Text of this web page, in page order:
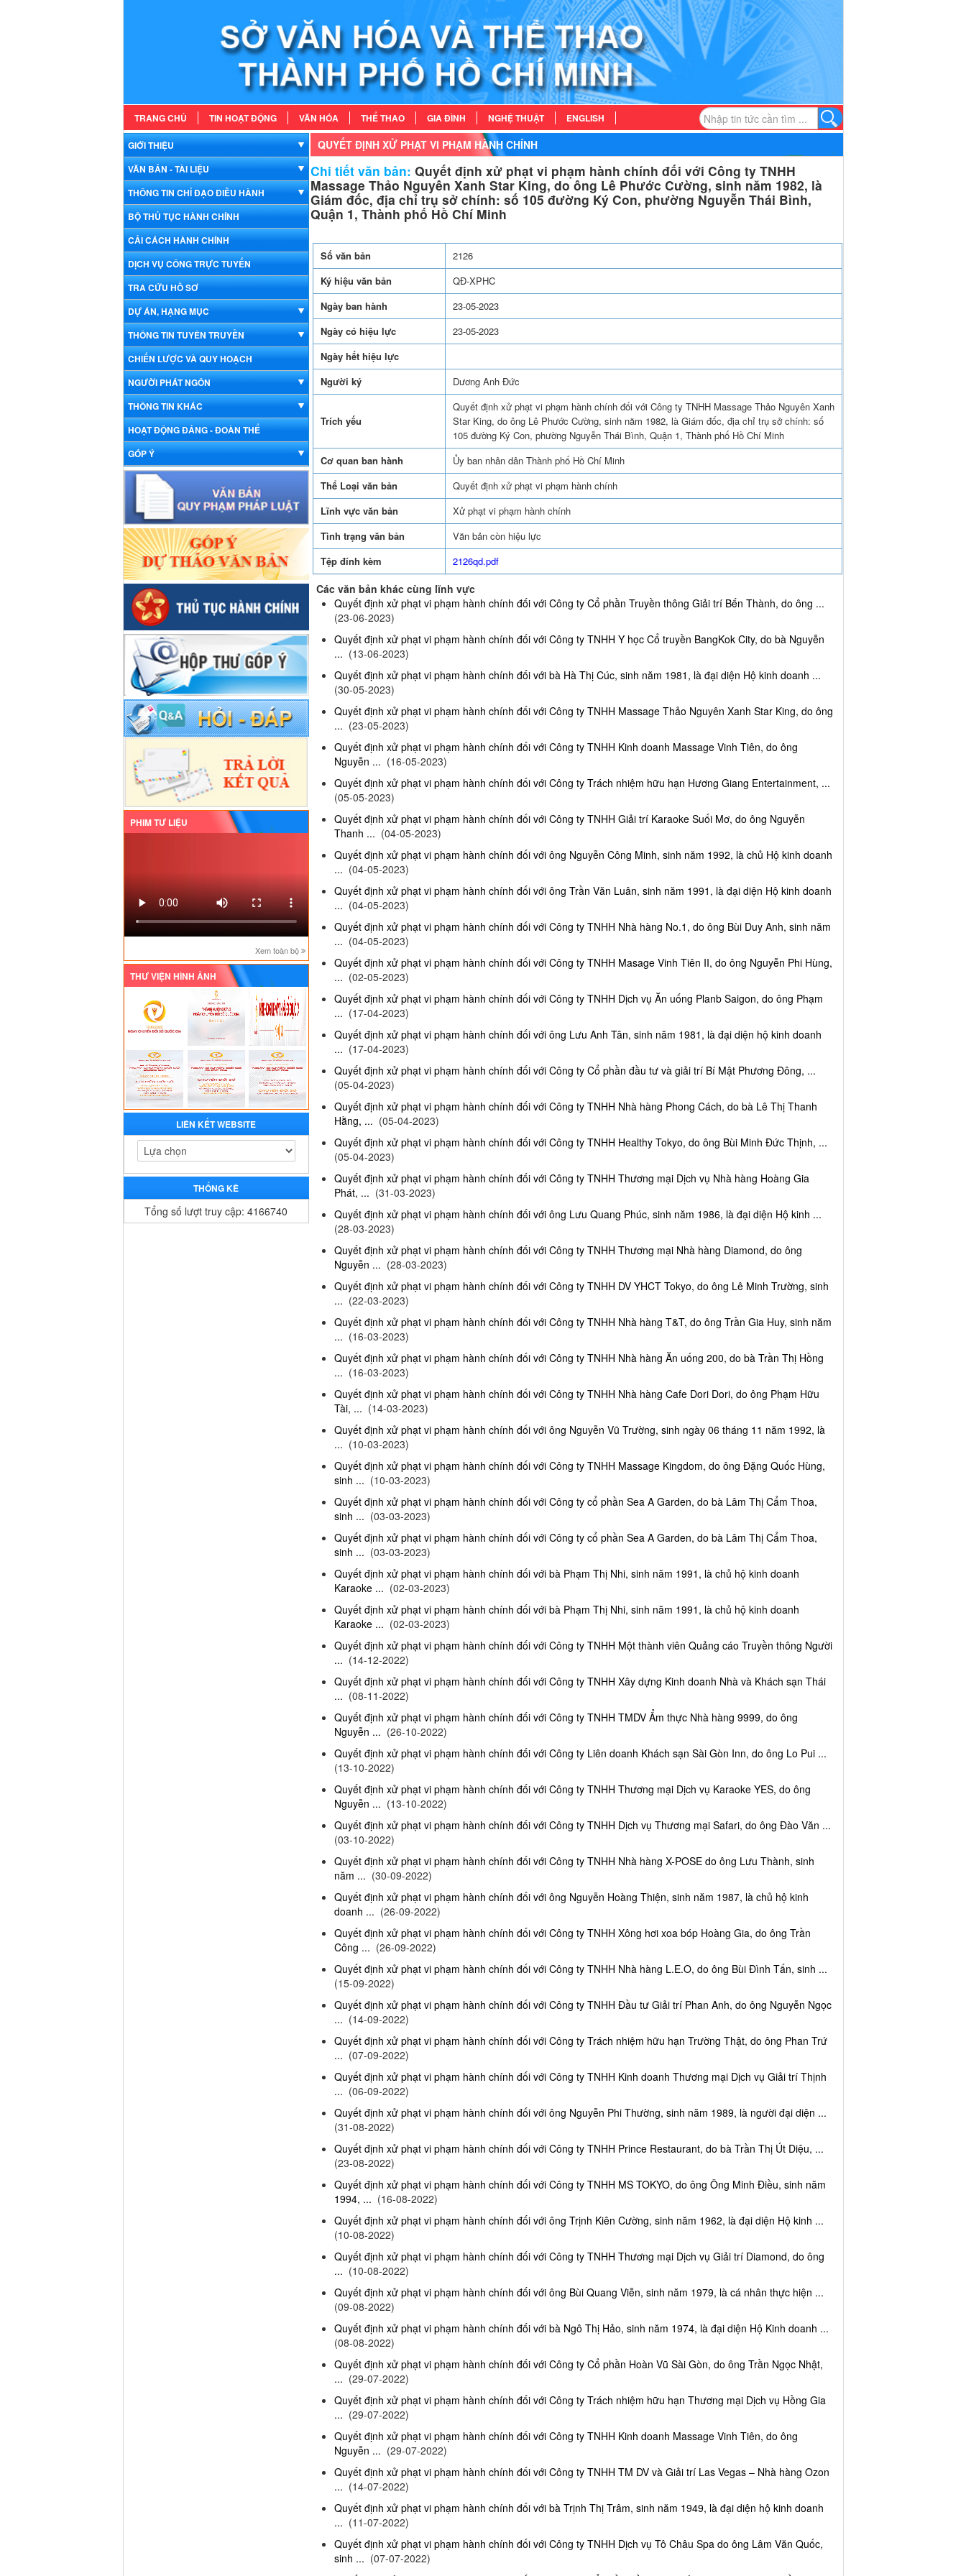
TRANG CHỦ TIN HOẠT ĐỘNG VĂN HÓA THỂ THAO GIA ĐÌNH NGHỆ THUẬT ENGLISH
GIỚI THIỆU
VĂN BẢN - TÀI LIỆU
THÔNG TIN CHỈ ĐẠO ĐIỀU HÀNH
BỘ THỦ TỤC HÀNH CHÍNH
CẢI CÁCH HÀNH CHÍNH
DỊCH VỤ CÔNG TRỰC TUYẾN
TRA CỨU HỒ SƠ
DỰ ÁN, HẠNG MỤC
THÔNG TIN TUYÊN TRUYỀN
CHIẾN LƯỢC VÀ QUY HOẠCH
NGƯỜI PHÁT NGÔN
THÔNG TIN KHÁC
HOẠT ĐỘNG ĐẢNG - ĐOÀN THỂ
GÓP Ý
PHIM TƯ LIỆU
Xem toàn bộ
THƯ VIỆN HÌNH ẢNH
LIÊN KẾT WEBSITE
THỐNG KÊ
Tổng số lượt truy cập: 4166740
QUYẾT ĐỊNH XỬ PHẠT VI PHẠM HÀNH CHÍNH
Chi tiết văn bản: Quyết định xử phạt vi phạm hành chính đối với Công ty TNHH
Massage Thảo Nguyên Xanh Star King, do ông Lê Phước Cường, sinh năm 1982, là
Giám đốc, địa chỉ trụ sở chính: số 105 đường Ký Con, phường Nguyễn Thái Bình,
Quận 1, Thành phố Hồ Chí Minh
Số văn bản
2126
Ký hiệu văn bản
QĐ-XPHC
Ngày ban hành
23-05-2023
Ngày có hiệu lực
23-05-2023
Ngày hết hiệu lực
Người ký
Dương Anh Đức
Trích yếu
Quyết định xử phạt vi phạm hành chính đối với Công ty TNHH Massage Thảo Nguyên Xanh
Star King, do ông Lê Phước Cường, sinh năm 1982, là Giám đốc, địa chỉ trụ sở chính: số
105 đường Ký Con, phường Nguyễn Thái Bình, Quận 1, Thành phố Hồ Chí Minh
Cơ quan ban hành
Ủy ban nhân dân Thành phố Hồ Chí Minh
Thể Loại văn bản
Quyết định xử phạt vi phạm hành chính
Lĩnh vực văn bản
Xử phạt vi phạm hành chính
Tình trạng văn bản
Văn bản còn hiệu lực
Tệp đính kèm
2126qd.pdf
Các văn bản khác cùng lĩnh vực
Quyết định xử phạt vi phạm hành chính đối với Công ty Cổ phần Truyền thông Giải trí Bến Thành, do ông ...
(23-06-2023)
Quyết định xử phạt vi phạm hành chính đối với Công ty TNHH Y học Cổ truyền BangKok City, do bà Nguyễn
... (13-06-2023)
Quyết định xử phạt vi phạm hành chính đối với bà Hà Thị Cúc, sinh năm 1981, là đại diện Hộ kinh doanh ...
(30-05-2023)
Quyết định xử phạt vi phạm hành chính đối với Công ty TNHH Massage Thảo Nguyên Xanh Star King, do ông
... (23-05-2023)
Quyết định xử phạt vi phạm hành chính đối với Công ty TNHH Kinh doanh Massage Vinh Tiên, do ông
Nguyễn ... (16-05-2023)
Quyết định xử phạt vi phạm hành chính đối với Công ty Trách nhiệm hữu hạn Hương Giang Entertainment, ...
(05-05-2023)
Quyết định xử phạt vi phạm hành chính đối với Công ty TNHH Giải trí Karaoke Suối Mơ, do ông Nguyễn
Thanh ... (04-05-2023)
Quyết định xử phạt vi phạm hành chính đối với ông Nguyễn Công Minh, sinh năm 1992, là chủ Hộ kinh doanh
... (04-05-2023)
Quyết định xử phạt vi phạm hành chính đối với ông Trần Văn Luân, sinh năm 1991, là đại diện Hộ kinh doanh
... (04-05-2023)
Quyết định xử phạt vi phạm hành chính đối với Công ty TNHH Nhà hàng No.1, do ông Bùi Duy Anh, sinh năm
... (04-05-2023)
Quyết định xử phạt vi phạm hành chính đối với Công ty TNHH Masage Vinh Tiên II, do ông Nguyễn Phi Hùng,
... (02-05-2023)
Quyết định xử phạt vi phạm hành chính đối với Công ty TNHH Dịch vụ Ăn uống Planb Saigon, do ông Phạm
... (17-04-2023)
Quyết định xử phạt vi phạm hành chính đối với ông Lưu Anh Tân, sinh năm 1981, là đại diện hộ kinh doanh
... (17-04-2023)
Quyết định xử phạt vi phạm hành chính đối với Công ty Cổ phần đầu tư và giải trí Bí Mật Phương Đông, ...
(05-04-2023)
Quyết định xử phạt vi phạm hành chính đối với Công ty TNHH Nhà hàng Phong Cách, do bà Lê Thị Thanh
Hằng, ... (05-04-2023)
Quyết định xử phạt vi phạm hành chính đối với Công ty TNHH Healthy Tokyo, do ông Bùi Minh Đức Thịnh, ...
(05-04-2023)
Quyết định xử phạt vi phạm hành chính đối với Công ty TNHH Thương mại Dịch vụ Nhà hàng Hoàng Gia
Phát, ... (31-03-2023)
Quyết định xử phạt vi phạm hành chính đối với ông Lưu Quang Phúc, sinh năm 1986, là đại diện Hộ kinh ...
(28-03-2023)
Quyết định xử phạt vi phạm hành chính đối với Công ty TNHH Thương mại Nhà hàng Diamond, do ông
Nguyễn ... (28-03-2023)
Quyết định xử phạt vi phạm hành chính đối với Công ty TNHH DV YHCT Tokyo, do ông Lê Minh Trường, sinh
... (22-03-2023)
Quyết định xử phạt vi phạm hành chính đối với Công ty TNHH Nhà hàng T&T, do ông Trần Gia Huy, sinh năm
... (16-03-2023)
Quyết định xử phạt vi phạm hành chính đối với Công ty TNHH Nhà hàng Ăn uống 200, do bà Trần Thị Hồng
... (16-03-2023)
Quyết định xử phạt vi phạm hành chính đối với Công ty TNHH Nhà hàng Cafe Dori Dori, do ông Phạm Hữu
Tài, ... (14-03-2023)
Quyết định xử phạt vi phạm hành chính đối với ông Nguyễn Vũ Trường, sinh ngày 06 tháng 11 năm 1992, là
... (10-03-2023)
Quyết định xử phạt vi phạm hành chính đối với Công ty TNHH Massage Kingdom, do ông Đặng Quốc Hùng,
sinh ... (10-03-2023)
Quyết định xử phạt vi phạm hành chính đối với Công ty cổ phần Sea A Garden, do bà Lâm Thị Cẩm Thoa,
sinh ... (03-03-2023)
Quyết định xử phạt vi phạm hành chính đối với Công ty cổ phần Sea A Garden, do bà Lâm Thị Cẩm Thoa,
sinh ... (03-03-2023)
Quyết định xử phạt vi phạm hành chính đối với bà Phạm Thị Nhi, sinh năm 1991, là chủ hộ kinh doanh
Karaoke ... (02-03-2023)
Quyết định xử phạt vi phạm hành chính đối với bà Phạm Thị Nhi, sinh năm 1991, là chủ hộ kinh doanh
Karaoke ... (02-03-2023)
Quyết định xử phạt vi phạm hành chính đối với Công ty TNHH Một thành viên Quảng cáo Truyền thông Người
... (14-12-2022)
Quyết định xử phạt vi phạm hành chính đối với Công ty TNHH Xây dựng Kinh doanh Nhà và Khách sạn Thái
... (08-11-2022)
Quyết định xử phạt vi phạm hành chính đối với Công ty TNHH TMDV Ẩm thực Nhà hàng 9999, do ông
Nguyễn ... (26-10-2022)
Quyết định xử phạt vi phạm hành chính đối với Công ty Liên doanh Khách sạn Sài Gòn Inn, do ông Lo Pui ...
(13-10-2022)
Quyết định xử phạt vi phạm hành chính đối với Công ty TNHH Thương mại Dịch vụ Karaoke YES, do ông
Nguyễn ... (13-10-2022)
Quyết định xử phạt vi phạm hành chính đối với Công ty TNHH Dịch vụ Thương mại Safari, do ông Đào Văn ...
(03-10-2022)
Quyết định xử phạt vi phạm hành chính đối với Công ty TNHH Nhà hàng X-POSE do ông Lưu Thành, sinh
năm ... (30-09-2022)
Quyết định xử phạt vi phạm hành chính đối với ông Nguyễn Hoàng Thiện, sinh năm 1987, là chủ hộ kinh
doanh ... (26-09-2022)
Quyết định xử phạt vi phạm hành chính đối với Công ty TNHH Xông hơi xoa bóp Hoàng Gia, do ông Trần
Công ... (26-09-2022)
Quyết định xử phạt vi phạm hành chính đối với Công ty TNHH Nhà hàng L.E.O, do ông Bùi Đình Tấn, sinh ...
(15-09-2022)
Quyết định xử phạt vi phạm hành chính đối với Công ty TNHH Đầu tư Giải trí Phan Anh, do ông Nguyễn Ngọc
... (14-09-2022)
Quyết định xử phạt vi phạm hành chính đối với Công ty Trách nhiệm hữu hạn Trường Thật, do ông Phan Trứ
... (07-09-2022)
Quyết định xử phạt vi phạm hành chính đối với Công ty TNHH Kinh doanh Thương mại Dịch vụ Giải trí Thịnh
... (06-09-2022)
Quyết định xử phạt vi phạm hành chính đối với ông Nguyễn Phi Thường, sinh năm 1989, là người đại diện ...
(31-08-2022)
Quyết định xử phạt vi phạm hành chính đối với Công ty TNHH Prince Restaurant, do bà Trần Thị Út Diệu, ...
(23-08-2022)
Quyết định xử phạt vi phạm hành chính đối với Công ty TNHH MS TOKYO, do ông Ông Minh Điều, sinh năm
1994, ... (16-08-2022)
Quyết định xử phạt vi phạm hành chính đối với ông Trịnh Kiên Cường, sinh năm 1962, là đại diện Hộ kinh ...
(10-08-2022)
Quyết định xử phạt vi phạm hành chính đối với Công ty TNHH Thương mại Dịch vụ Giải trí Diamond, do ông
... (10-08-2022)
Quyết định xử phạt vi phạm hành chính đối với ông Bùi Quang Viễn, sinh năm 1979, là cá nhân thực hiện ...
(09-08-2022)
Quyết định xử phạt vi phạm hành chính đối với bà Ngô Thị Hảo, sinh năm 1974, là đại diện Hộ Kinh doanh ...
(08-08-2022)
Quyết định xử phạt vi phạm hành chính đối với Công ty Cổ phần Hoàn Vũ Sài Gòn, do ông Trần Ngọc Nhật,
... (29-07-2022)
Quyết định xử phạt vi phạm hành chính đối với Công ty Trách nhiệm hữu hạn Thương mại Dịch vụ Hồng Gia
... (29-07-2022)
Quyết định xử phạt vi phạm hành chính đối với Công ty TNHH Kinh doanh Massage Vinh Tiên, do ông
Nguyễn ... (29-07-2022)
Quyết định xử phạt vi phạm hành chính đối với Công ty TNHH TM DV và Giải trí Las Vegas – Nhà hàng Ozon
... (14-07-2022)
Quyết định xử phạt vi phạm hành chính đối với bà Trịnh Thị Trâm, sinh năm 1949, là đại diện hộ kinh doanh
... (11-07-2022)
Quyết định xử phạt vi phạm hành chính đối với Công ty TNHH Dịch vụ Tô Châu Spa do ông Lâm Văn Quốc,
sinh ... (07-07-2022)